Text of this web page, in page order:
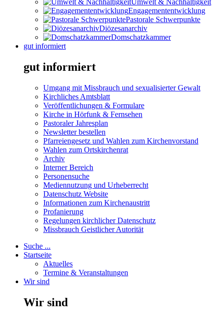
Engagemententwicklung
Pastorale Schwerpunkte
Diözesanarchiv
Domschatzkammer
gut informiert
gut informiert
Umgang mit Missbrauch und sexualisierter Gewalt
Kirchliches Amtsblatt
Veröffentlichungen & Formulare
Kirche in Hörfunk & Fernsehen
Pastoraler Jahresplan
Newsletter bestellen
Pfarreiengesetz und Wahlen zum Kirchenvorstand
Wahlen zum Ortskirchenrat
Archiv
Interner Bereich
Personensuche
Mediennutzung und Urheberrecht
Datenschutz Website
Informationen zum Kirchenaustritt
Profanierung
Regelungen kirchlicher Datenschutz
Missbrauch Geistlicher Autorität
Suche ...
Startseite
Aktuelles
Termine & Veranstaltungen
Wir sind
Wir sind